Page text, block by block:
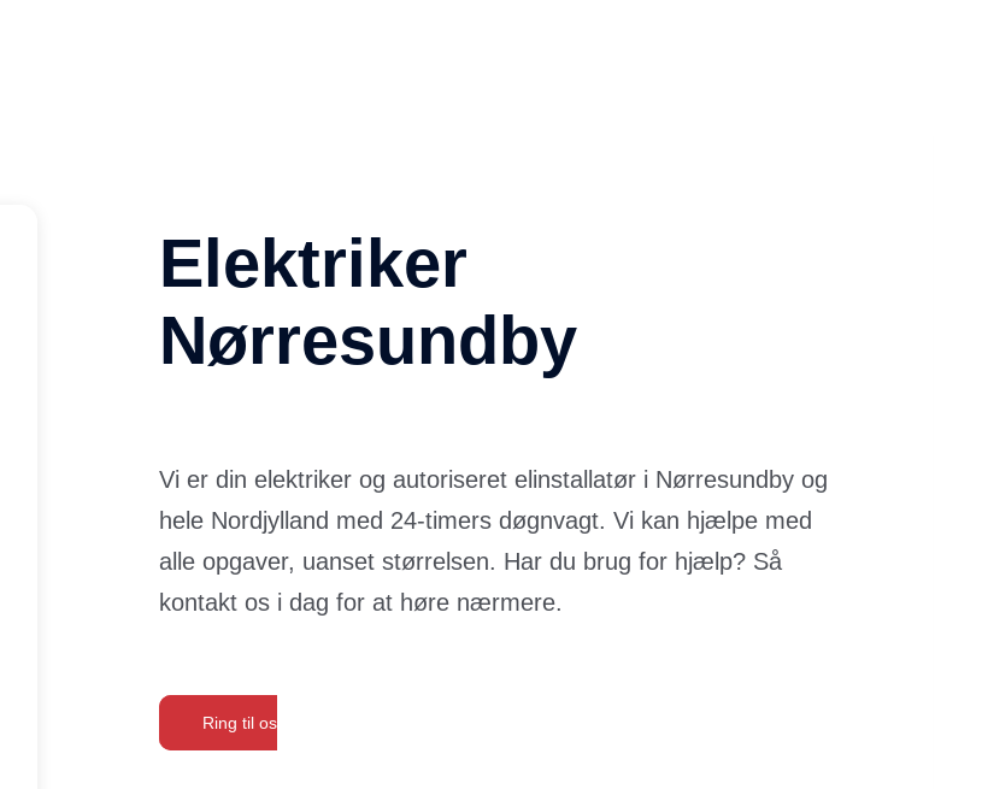
Elektriker
Nørresundby
Vi er din elektriker og autoriseret elinstallatør i Nørresundby og
hele Nordjylland med 24-timers døgnvagt. Vi kan hjælpe med
alle opgaver, uanset størrelsen. Har du brug for hjælp? Så
kontakt os i dag for at høre nærmere.
Ring til os